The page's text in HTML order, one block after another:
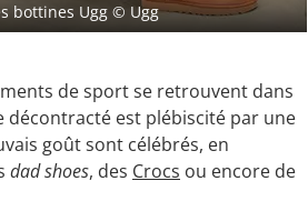
bottines Ugg © Ugg
de sport se retrouvent dans
décontracté est plébiscité par une
goût sont célébrés, en
dad shoes, des Crocs ou encore de